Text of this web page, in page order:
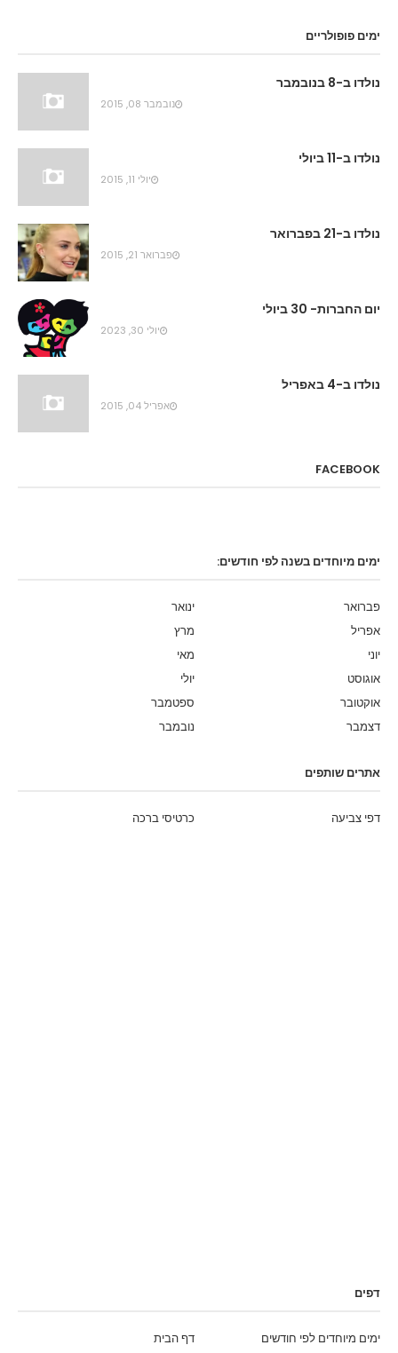
ימים פופולריים
נולדו ב-8 בנובמבר
נובמבר 08, 2015
נולדו ב-11 ביולי
יולי 11, 2015
נולדו ב-21 בפברואר
פברואר 21, 2015
יום החברות- 30 ביולי
יולי 30, 2023
נולדו ב-4 באפריל
אפריל 04, 2015
FACEBOOK
ימים מיוחדים בשנה לפי חודשים:
ינואר
פברואר
מרץ
אפריל
מאי
יוני
יולי
אוגוסט
ספטמבר
אוקטובר
נובמבר
דצמבר
אתרים שותפים
כרטיסי ברכה דפי צביעה
דפים
דף הבית
ימים מיוחדים לפי חודשים